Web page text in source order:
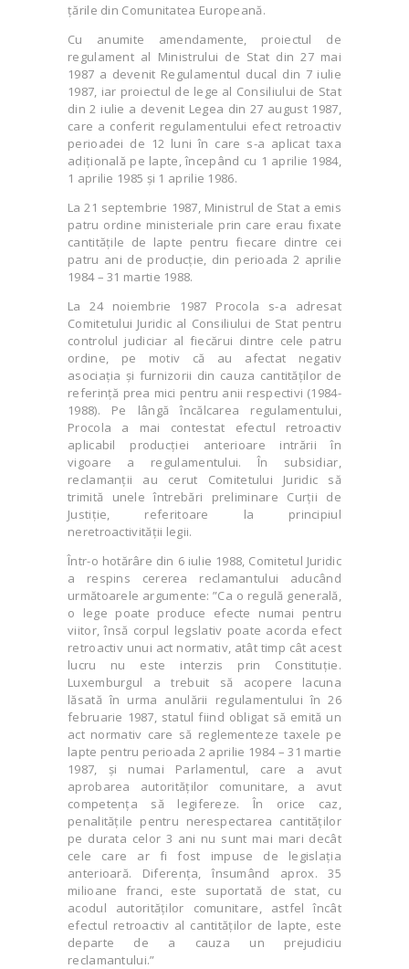
țările din Comunitatea Europeană.
Cu anumite amendamente, proiectul de
regulament al Ministrului de Stat din 27 mai
1987 a devenit Regulamentul ducal din 7 iulie
1987, iar proiectul de lege al Consiliului de Stat
din 2 iulie a devenit Legea din 27 august 1987,
care a conferit regulamentului efect retroactiv
perioadei de 12 luni în care s-a aplicat taxa
adițională pe lapte, începând cu 1 aprilie 1984,
1 aprilie 1985 și 1 aprilie 1986.
La 21 septembrie 1987, Ministrul de Stat a emis
patru ordine ministeriale prin care erau fixate
cantitățile de lapte pentru fiecare dintre cei
patru ani de producție, din perioada 2 aprilie
1984 – 31 martie 1988.
La 24 noiembrie 1987 Procola s-a adresat
Comitetului Juridic al Consiliului de Stat pentru
controlul judiciar al fiecărui dintre cele patru
ordine, pe motiv că au afectat negativ
asociația și furnizorii din cauza cantităților de
referință prea mici pentru anii respectivi (1984-
1988). Pe lângă încălcarea regulamentului,
Procola a mai contestat efectul retroactiv
aplicabil producției anterioare intrării în
vigoare a regulamentului. În subsidiar,
reclamanții au cerut Comitetului Juridic să
trimită unele întrebări preliminare Curții de
Justiție, referitoare la principiul
neretroactivității legii.
Într-o hotărâre din 6 iulie 1988, Comitetul Juridic
a respins cererea reclamantului aducând
următoarele argumente: ”Ca o regulă generală,
o lege poate produce efecte numai pentru
viitor, însă corpul legslativ poate acorda efect
retroactiv unui act normativ, atât timp cât acest
lucru nu este interzis prin Constituție.
Luxemburgul a trebuit să acopere lacuna
lăsată în urma anulării regulamentului în 26
februarie 1987, statul fiind obligat să emită un
act normativ care să reglementeze taxele pe
lapte pentru perioada 2 aprilie 1984 – 31 martie
1987, și numai Parlamentul, care a avut
aprobarea autorităților comunitare, a avut
competența să legifereze. În orice caz,
penalitățile pentru nerespectarea cantităților
pe durata celor 3 ani nu sunt mai mari decât
cele care ar fi fost impuse de legislația
anterioară. Diferența, însumând aprox. 35
milioane franci, este suportată de stat, cu
acodul autorităților comunitare, astfel încât
efectul retroactiv al cantităților de lapte, este
departe de a cauza un prejudiciu
reclamantului.”